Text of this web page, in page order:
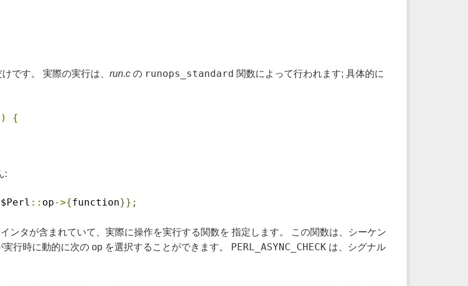
です。 実際の実行は、 run.cの runops_standard 関数によって行われます; 具体的に
{
:
$Perl :: op->{function}};
ンタが含まれていて、実際に操作を実行する関数を 指定します。 この関数は、シーケン
行時に動的に次の op を選択することができます。 PERL_ASYNC_CHECK は、シグナル